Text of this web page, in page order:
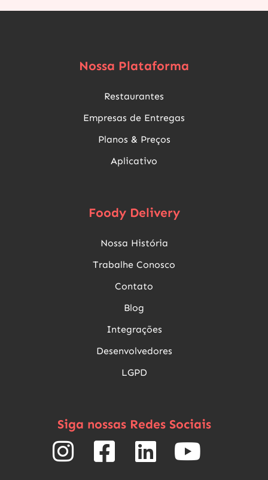
Nossa Plataforma
Restaurantes
Empresas de Entregas
Planos & Preços
Aplicativo
Foody Delivery
Nossa História
Trabalhe Conosco
Contato
Blog
Integrações
Desenvolvedores
LGPD
Siga nossas Redes Sociais